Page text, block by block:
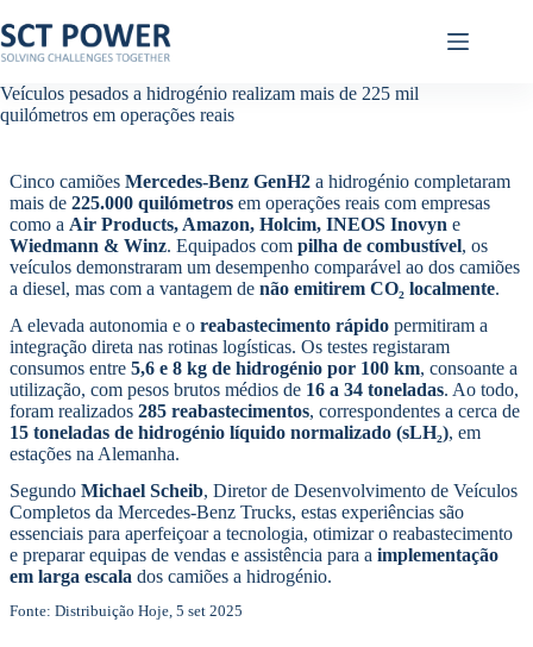
para
o
Veículos pesados a hidrogénio realizam mais de 225 mil
quilómetros em operações reais
Cinco camiões Mercedes-Benz GenH2 a hidrogénio completaram
mais de 225.000 quilómetros em operações reais com empresas
como a Air Products, Amazon, Holcim, INEOS Inovyn e
Wiedmann & Winz. Equipados com pilha de combustível, os
veículos demonstraram um desempenho comparável ao dos camiões
a diesel, mas com a vantagem de não emitirem CO₂ localmente.
A elevada autonomia e o reabastecimento rápido permitiram a
integração direta nas rotinas logísticas. Os testes registaram
consumos entre 5,6 e 8 kg de hidrogénio por 100 km, consoante a
utilização, com pesos brutos médios de 16 a 34 toneladas. Ao todo,
foram realizados 285 reabastecimentos, correspondentes a cerca de
15 toneladas de hidrogénio líquido normalizado (sLH₂), em
estações na Alemanha.
Segundo Michael Scheib, Diretor de Desenvolvimento de Veículos
Completos da Mercedes-Benz Trucks, estas experiências são
essenciais para aperfeiçoar a tecnologia, otimizar o reabastecimento
e preparar equipas de vendas e assistência para a implementação
em larga escala dos camiões a hidrogénio.
Fonte: Distribuição Hoje, 5 set 2025